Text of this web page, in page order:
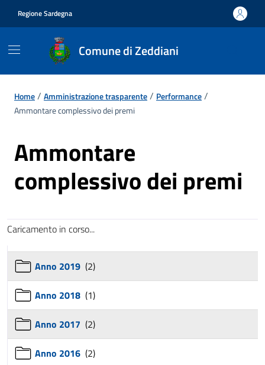
Regione Sardegna
Comune di Zeddiani
Home/ Amministrazione trasparente/ Performance/
Ammontare complessivo dei premi
Ammontare
complessivo dei premi
Caricamento in corso...
Anno 2019 (2)
Anno 2018 (1)
Anno 2017 (2)
Anno 2016 (2)